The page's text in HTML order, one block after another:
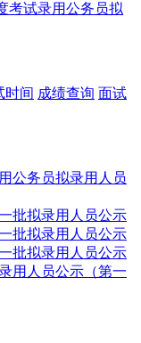
考试录用公务员拟
时间 成绩查询 面试
公务员拟录用人员
批拟录用人员公示
批拟录用人员公示
批拟录用人员公示
用人员公示（第一